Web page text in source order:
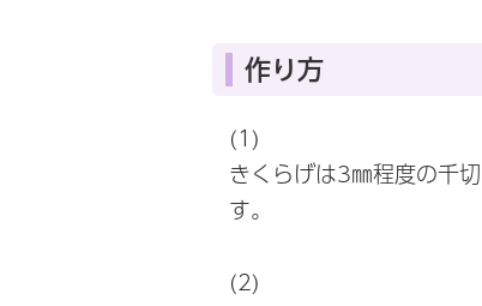
作り方
(1)
きくらげは3㎜程度の千
す。
(2)